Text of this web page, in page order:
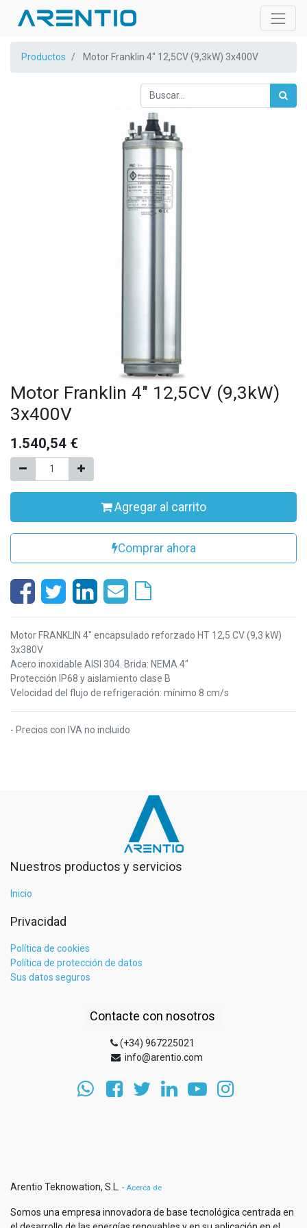
Productos Motor Franklin 4" 12,5CV (9,3kW) 3x400V
Motor Franklin 4" 12,5CV (9,3kW)
3x400V
1.540,54 €
Agregar al carrito
Comprar ahora
Motor FRANKLIN 4" encapsulado reforzado HT 12,5 CV (9,3 kW)
3x380V
Acero inoxidable AISI 304. Brida: NEMA 4"
Protección IP68 y aislamiento clase B
Velocidad del flujo de refrigeración: mínimo 8 cm/s
- Precios con IVA no incluido
Nuestros productos y servicios
Inicio
Privacidad
Política de cookies
Política de protección de datos
Sus datos seguros
Contacte con nosotros
(+34) 967225021
info@arentio.com
Arentio Teknowation, S.L. - Acerca de
Somos una empresa innovadora de base tecnológica centrada en